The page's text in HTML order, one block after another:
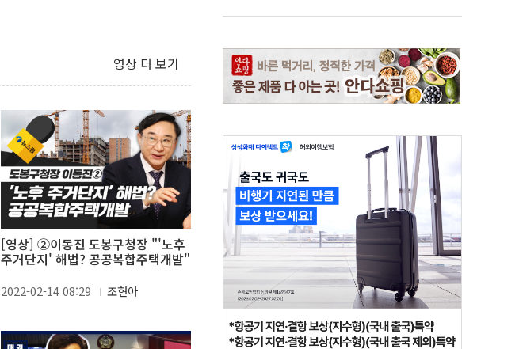
영상 더 보기
[영상] ②이동진 도봉구청장 "'노후
주거단지' 해법? 공공복합주택개발"
2022-02-14 08:29 조현아